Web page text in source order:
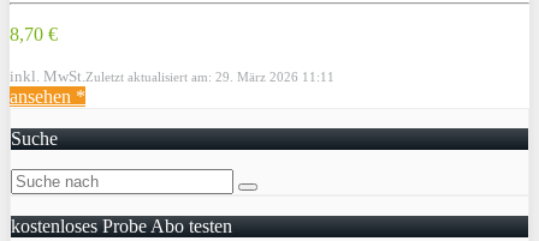
8,70 €
inkl. MwSt. Zuletzt aktualisiert am: 29. März 2026 11:11
ansehen *
Suche
kostenloses Probe Abo testen